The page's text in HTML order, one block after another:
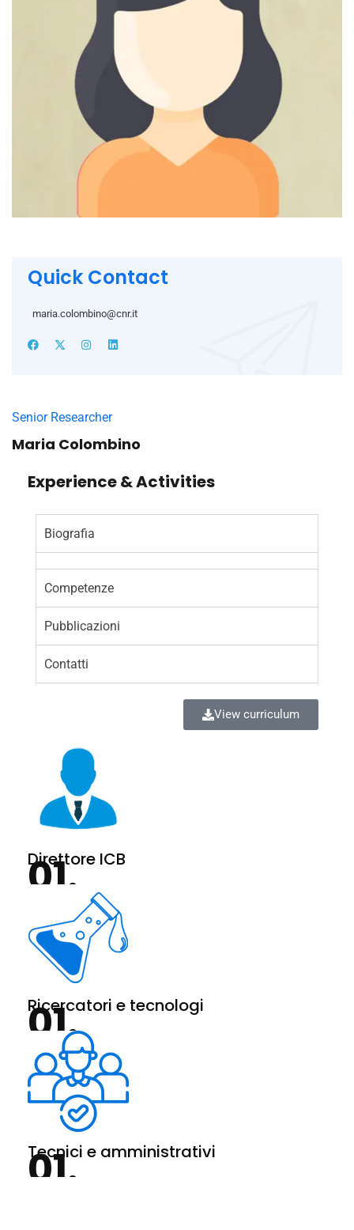
Quick Contact
maria.colombino@cnr.it
Senior Researcher
Maria Colombino
Experience & Activities
Biografia
Competenze
Pubblicazioni
Contatti
View curriculum
Direttore ICB
Ricercatori e tecnologi
Tecnici e amministrativi